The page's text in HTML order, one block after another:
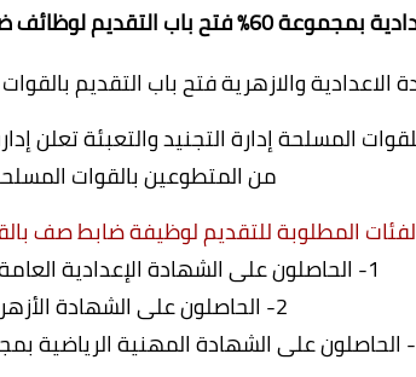
لوظائف ضباط صف بالقوات المسلحة المصرية
الاعدادية والازهرية فتح باب التقديم
المسلحة إدارة التجنيد والتعبئة تعلن
من المتطوعين بالقوات
الفئات المطلوبة للتقديم لوظيفة ضابط صف
1- الحاصلون على الشهادة الإعدادية العامة وما يعادلها
2- الحاصلون على الشهادة الأزهرية